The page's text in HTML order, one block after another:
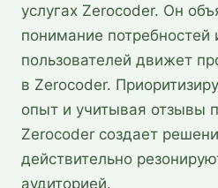
услугах Zerocoder. Он
понимание потребностей
пользователей движет
в Zerocoder.
опыт и учитывая отзывы
Zerocoder создает
действительно
аудиторией.